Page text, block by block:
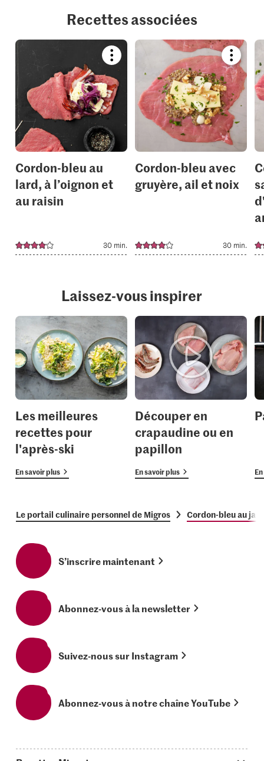
Recettes associées
Bookmark
recipe
or
add
it
to
your
collections.
Cordon-bleu au
lard, à l’oignon et
au raisin
30 min.
recipe
or
add
it
to
your
Cordon-bleu avec
gruyère, ail et noix
30 min.
Laissez-vous inspirer
Les meilleures
recettes pour
l'après-ski
En savoir plus
Découper en
crapaudine ou en
papillon
En savoir plus
Le portail culinaire personnel de Migros Cordon-bleu au
S’inscrire maintenant
Abonnez-vous à la newsletter
Suivez-nous sur Instagram
Abonnez-vous à notre chaîne YouTube